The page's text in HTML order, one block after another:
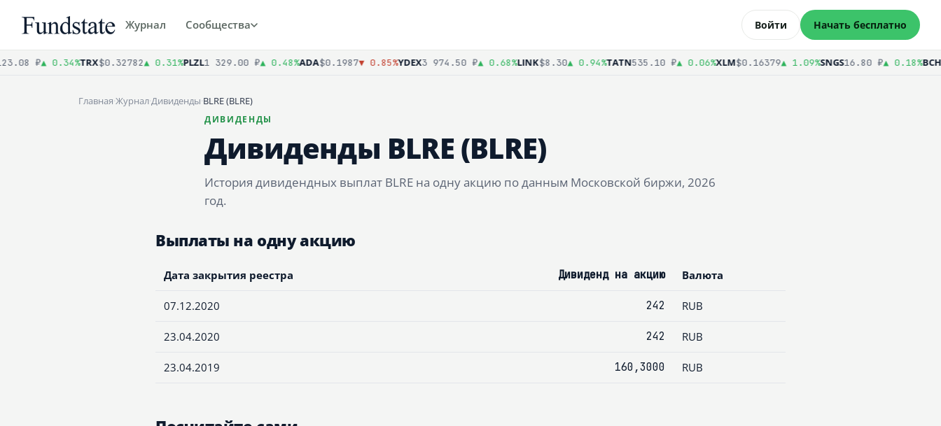
Журнал Сообщества Войти Начать бесплатно
₽ ▲ 0.34%TRX$0.32782▲ 0.31%PLZL1 329.00 ₽ ▲ 0.48%ADA$0.1987▼ 0.85%YDEX3 974.50 ₽ ▲ 0.68%LINK$8.30▲ 0.94%TATN535.10 ₽ ▲ 0.06%XLM$0.16379▲ 1.09%SNGS16.80 ₽ ▲ 0.18%BCH
Главная·Журнал·Дивиденды·BLRE (BLRE)
ДИВИДЕНДЫ
Дивиденды BLRE (BLRE)
История дивидендных выплат BLRE на одну акцию по данным Московской биржи, 2026
год.
Выплаты на одну акцию
Дата закрытия реестра Дивиденд на акцию Валюта
07.12.2020 242 RUB
23.04.2020 242 RUB
23.04.2019 160,3000 RUB